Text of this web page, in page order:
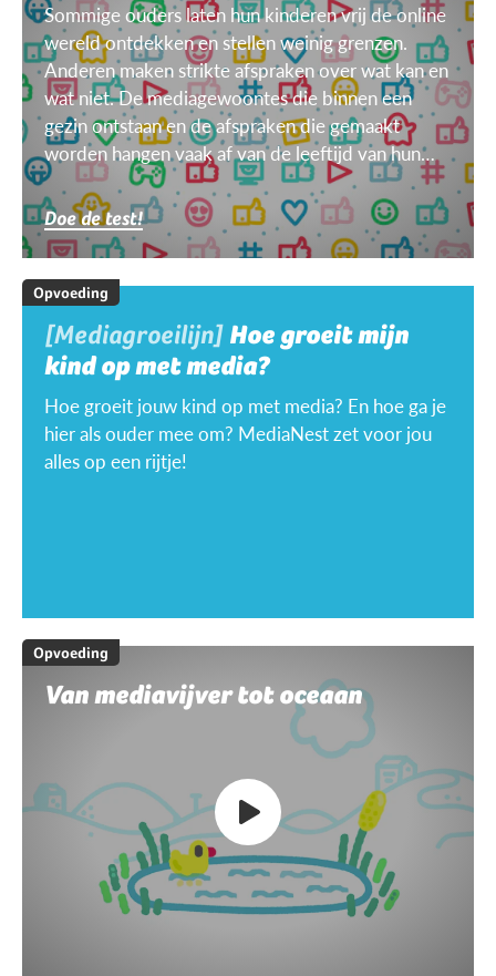
Sommige ouders laten hun kinderen vrij de online
wereld ontdekken en stellen weinig grenzen.
Anderen maken strikte afspraken over wat kan en
wat niet. De mediagewoontes die binnen een
gezin ontstaan en de afspraken die gemaakt
worden hangen vaak af van de leeftijd van hun
kinderen, van het doel, het toestel, het weer ...
Doe de test!
Opvoeding
[Mediagroeilijn] Hoe groeit mijn
kind op met media?
Hoe groeit jouw kind op met media? En hoe ga je
hier als ouder mee om? MediaNest zet voor jou
alles op een rijtje!
Opvoeding
Van mediavijver tot oceaan